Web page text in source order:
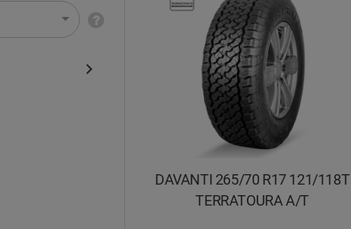
DAVANTI 265/70 R17 121/118T
TERRATOURA A/T